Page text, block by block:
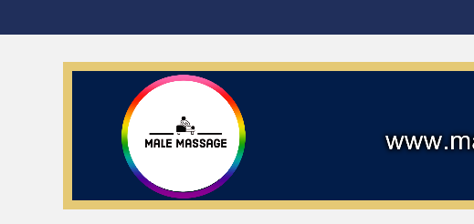
and guide